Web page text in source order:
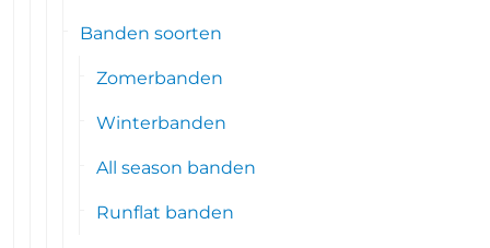
Banden soorten
Zomerbanden
Winterbanden
All season banden
Runflat banden